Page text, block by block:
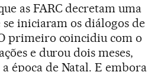
as FARC decretam uma
iniciaram os diálogos de
primeiro coincidiu com o
e durou dois meses,
época de Natal. E embora